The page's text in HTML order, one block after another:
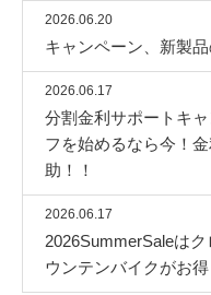
2026.06.20
キャンペーン、新製
2026.06.17
分割金利サポートキ
フを始めるなら今！
助！！
2026.06.17
2026SummerSaleは
ウンテンバイクがお得